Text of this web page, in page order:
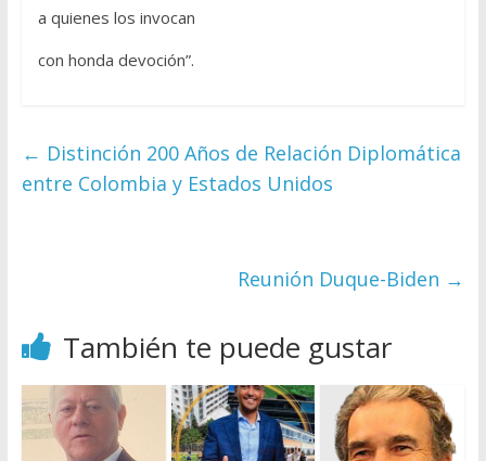
a quienes los invocan
con honda devoción”.
← Distinción 200 Años de Relación Diplomática
entre Colombia y Estados Unidos
Reunión Duque-Biden →
También te puede gustar